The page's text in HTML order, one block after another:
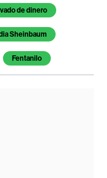
de dinero
Sheinbaum
Fentanilo